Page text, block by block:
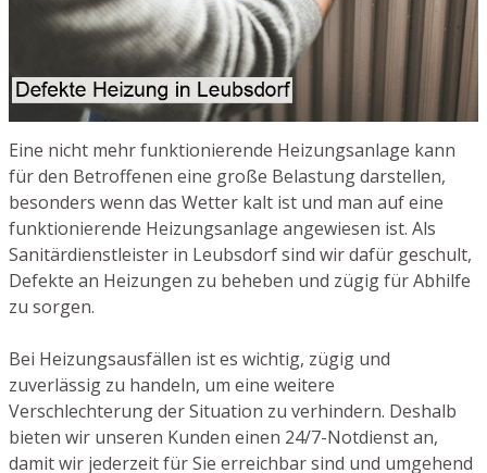
Eine nicht mehr funktionierende Heizungsanlage kann
für den Betroffenen eine große Belastung darstellen,
besonders wenn das Wetter kalt ist und man auf eine
funktionierende Heizungsanlage angewiesen ist. Als
Sanitärdienstleister in Leubsdorf sind wir dafür geschult,
Defekte an Heizungen zu beheben und zügig für Abhilfe
zu sorgen.
Bei Heizungsausfällen ist es wichtig, zügig und
zuverlässig zu handeln, um eine weitere
Verschlechterung der Situation zu verhindern. Deshalb
bieten wir unseren Kunden einen 24/7-Notdienst an,
damit wir jederzeit für Sie erreichbar sind und umgehend